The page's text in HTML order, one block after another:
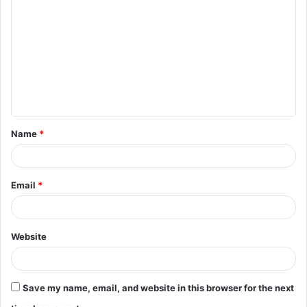
Name *
Email *
Website
Save my name, email, and website in this browser for the next